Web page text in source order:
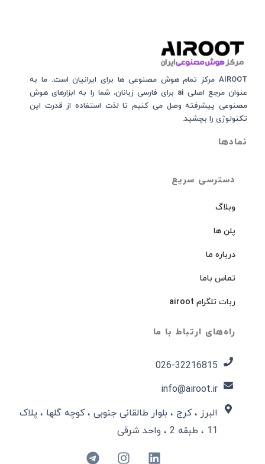
دسترسی سریع
وبلاگ
پلن ها
درباره ما
تماس باما
ربات تلگرام airoot
راه‌های ارتباط با ما
026-32216815​
info@airoot.ir
البرز ، کرج ، بلوار طالقانی جنوبی ، کوچه گلها ، پلاک
11 ، طبقه 2 ، واحد شرقی
AIROOT مرکز تمام هوش مصنوعی‌‌‌ ها برای ایرانیان است. ما به
عنوان مرجع اصلی ai برای فارسی زبانان، شما را به ابزارهای هوش
مصنوعی پیشرفته وصل می کنیم تا لذت استفاده از قدرت این
تکنولوژی را بچشید.
نمادها